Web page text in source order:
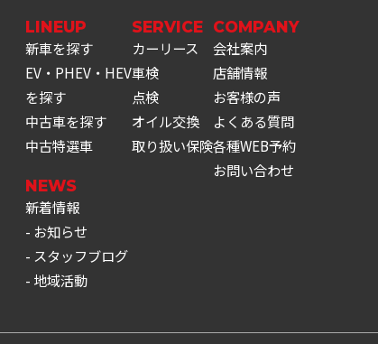
LINEUP
新車を探す
EV・PHEV・HEV
を探す
中古車を探す
中古特選車
NEWS
新着情報
お知らせ
スタッフブログ
地域活動
SERVICE
カーリース
車検
点検
オイル交換
取り扱い保険
COMPANY
会社案内
店舗情報
お客様の声
よくある質問
各種WEB予約
お問い合わせ